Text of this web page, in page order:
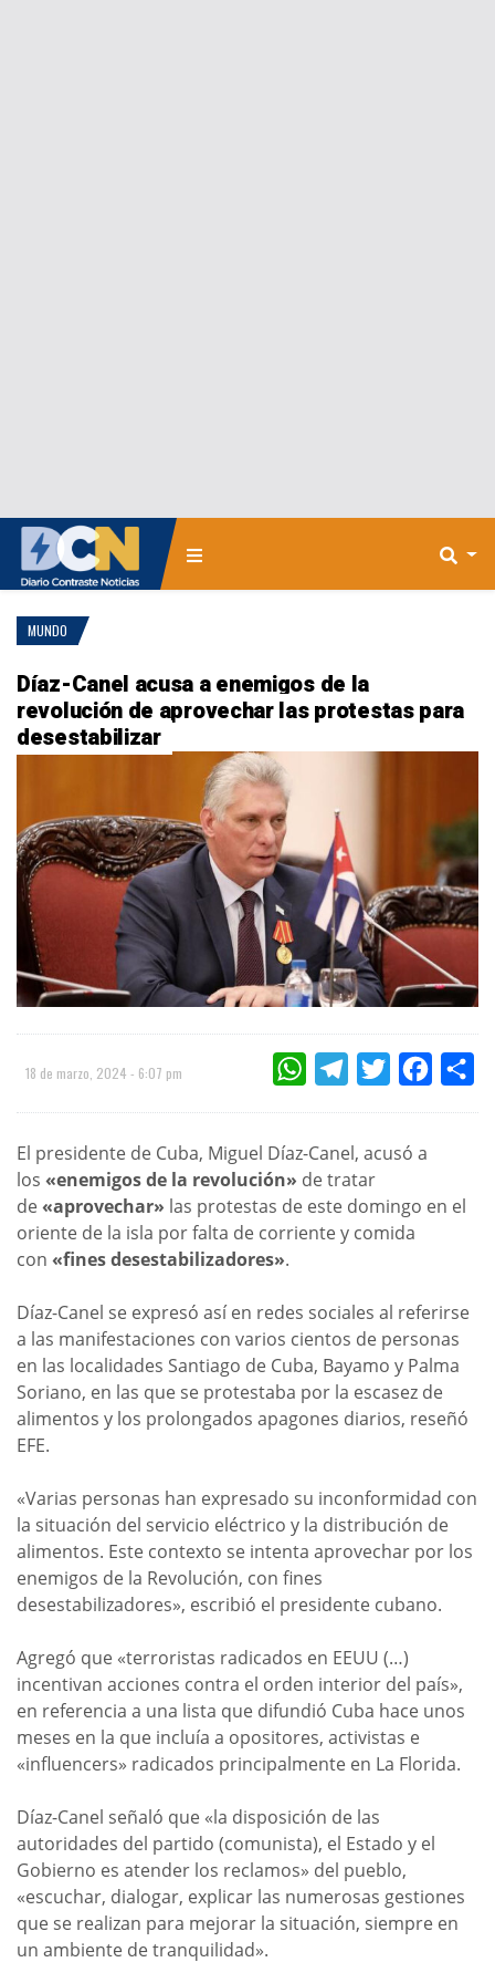
MUNDO
Díaz-Canel acusa a enemigos de la
revolución de aprovechar las protestas para
desestabilizar
18 de marzo, 2024 - 6:07 pm WHATSAPPTELEGRAMTWITTER
El presidente de Cuba, Miguel Díaz-Canel, acusó a
los «enemigos de la revolución» de tratar
de«aprovechar» las protestas de este domingo en el
oriente de la isla por falta de corriente y comida
con «fines desestabilizadores».
Díaz-Canel se expresó así en redes sociales al referirse
a las manifestaciones con varios cientos de personas
en las localidades Santiago de Cuba, Bayamo y Palma
Soriano, en las que se protestaba por la escasez de
alimentos y los prolongados apagones diarios, reseñó
EFE.
«Varias personas han expresado su inconformidad con
la situación del servicio eléctrico y la distribución de
alimentos. Este contexto se intenta aprovechar por los
enemigos de la Revolución, con fines
desestabilizadores», escribió el presidente cubano.
Agregó que «terroristas radicados en EEUU (…)
incentivan acciones contra el orden interior del país»,
en referencia a una lista que difundió Cuba hace unos
meses en la que incluía a opositores, activistas e
«influencers» radicados principalmente en La Florida.
Díaz-Canel señaló que «la disposición de las
autoridades del partido (comunista), el Estado y el
Gobierno es atender los reclamos» del pueblo,
«escuchar, dialogar, explicar las numerosas gestiones
que se realizan para mejorar la situación, siempre en
un ambiente de tranquilidad».